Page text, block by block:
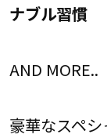
ナブル習慣
AND MORE..
豪華なスペ